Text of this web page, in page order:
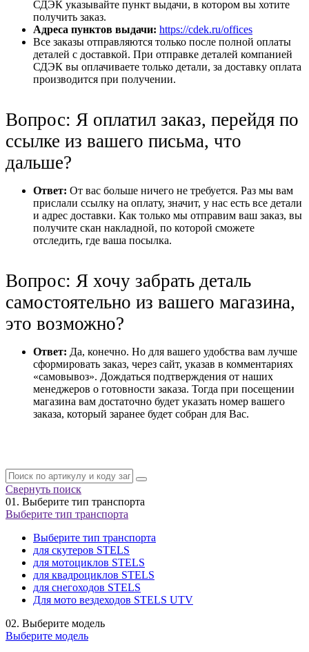
СДЭК указывайте пункт выдачи, в котором вы хотите
получить заказ.
Адреса пунктов выдачи: https://cdek.ru/offices
Все заказы отправляются только после полной оплаты
деталей с доставкой. При отправке деталей компанией
СДЭК вы оплачиваете только детали, за доставку оплата
производится при получении.
Вопрос: Я оплатил заказ, перейдя по
ссылке из вашего письма, что
дальше?
Ответ: От вас больше ничего не требуется. Раз мы вам
прислали ссылку на оплату, значит, у нас есть все детали
и адрес доставки. Как только мы отправим ваш заказ, вы
получите скан накладной, по которой сможете
отследить, где ваша посылка.
Вопрос: Я хочу забрать деталь
самостоятельно из вашего магазина,
это возможно?
Ответ: Да, конечно. Но для вашего удобства вам лучше
сформировать заказ, через сайт, указав в комментариях
«самовывоз». Дождаться подтверждения от наших
менеджеров о готовности заказа. Тогда при посещении
магазина вам достаточно будет указать номер вашего
заказа, который заранее будет собран для Вас.
Свернуть поиск
01. Выберите тип транспорта
Выберите тип транспорта
Выберите тип транспорта
для скутеров STELS
для мотоциклов STELS
для квадроциклов STELS
для снегоходов STELS
Для мото вездеходов STELS UTV
02. Выберите модель
Выберите модель